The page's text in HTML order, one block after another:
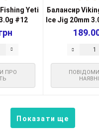
Yeti
#12
ПРО
Балансир
Ice Jig 20mm
Показати ще